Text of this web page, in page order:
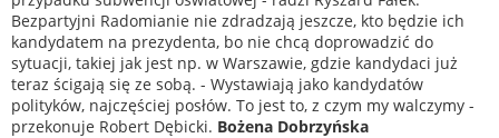
Bezpartyjni Radomianie nie zdradzają jeszcze, kto będzie ich
kandydatem na prezydenta, bo nie chcą doprowadzić do
sytuacji, takiej jak jest np. w Warszawie, gdzie kandydaci już
teraz ścigają się ze sobą. - Wystawiają jako kandydatów
polityków, najczęściej posłów. To jest to, z czym my walczymy -
przekonuje Robert Dębicki. Bożena Dobrzyńska